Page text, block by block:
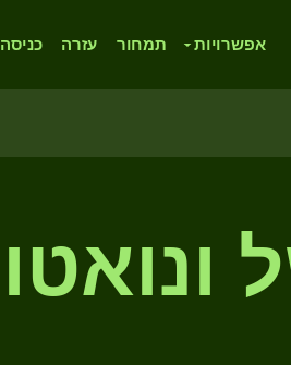
אפשרויות תמחור עזרה כניסה
ונואטו